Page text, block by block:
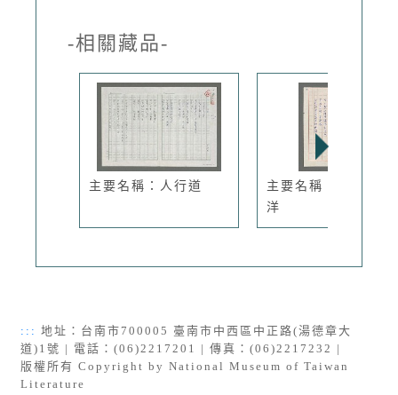
-相關藏品-
主要名稱：人行道
主要名稱：夜眺太平
洋
::: 地址：台南市700005 臺南市中西區中正路(湯德章大
道)1號 | 電話：(06)2217201 | 傳真：(06)2217232 |
版權所有 Copyright by National Museum of Taiwan
Literature